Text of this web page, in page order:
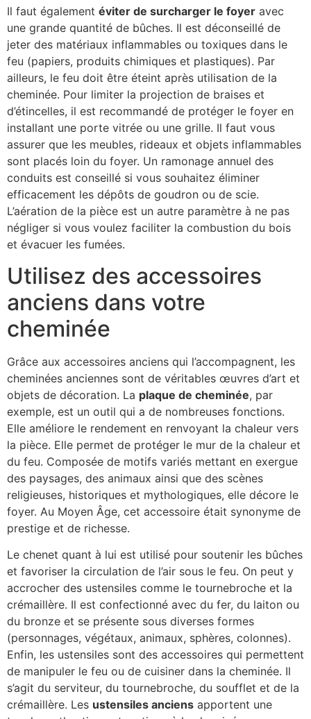
Il faut également éviter de surcharger le foyer avec
une grande quantité de bûches. Il est déconseillé de
jeter des matériaux inflammables ou toxiques dans le
feu (papiers, produits chimiques et plastiques). Par
ailleurs, le feu doit être éteint après utilisation de la
cheminée. Pour limiter la projection de braises et
d’étincelles, il est recommandé de protéger le foyer en
installant une porte vitrée ou une grille. Il faut vous
assurer que les meubles, rideaux et objets inflammables
sont placés loin du foyer. Un ramonage annuel des
conduits est conseillé si vous souhaitez éliminer
efficacement les dépôts de goudron ou de scie.
L’aération de la pièce est un autre paramètre à ne pas
négliger si vous voulez faciliter la combustion du bois
et évacuer les fumées.
Utilisez des accessoires
anciens dans votre
cheminée
Grâce aux accessoires anciens qui l’accompagnent, les
cheminées anciennes sont de véritables œuvres d’art et
objets de décoration. La plaque de cheminée, par
exemple, est un outil qui a de nombreuses fonctions.
Elle améliore le rendement en renvoyant la chaleur vers
la pièce. Elle permet de protéger le mur de la chaleur et
du feu. Composée de motifs variés mettant en exergue
des paysages, des animaux ainsi que des scènes
religieuses, historiques et mythologiques, elle décore le
foyer. Au Moyen Âge, cet accessoire était synonyme de
prestige et de richesse.
Le chenet quant à lui est utilisé pour soutenir les bûches
et favoriser la circulation de l’air sous le feu. On peut y
accrocher des ustensiles comme le tournebroche et la
crémaillère. Il est confectionné avec du fer, du laiton ou
du bronze et se présente sous diverses formes
(personnages, végétaux, animaux, sphères, colonnes).
Enfin, les ustensiles sont des accessoires qui permettent
de manipuler le feu ou de cuisiner dans la cheminée. Il
s’agit du serviteur, du tournebroche, du soufflet et de la
crémaillère. Les ustensiles anciens apportent une